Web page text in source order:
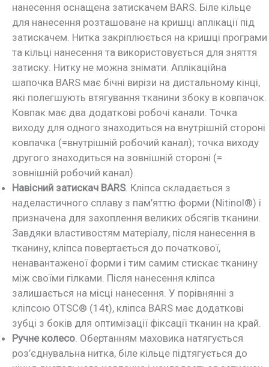
нанесення оснащена затискачем BARS. Біле кільце
для нанесення розташоване на кришці аплікації під
затискачем. Нитка закріплюється на кришці програми
та кільці нанесення та використовується для зняття
затиску. Нитку не можна знімати. Аплікаційна
шапочка BARS має бічні вирізи на дистальному кінці,
які полегшують втягування тканини збоку в ковпачок.
Ковпак має два додаткові робочі канали. Точка
виходу для одного знаходиться на внутрішній стороні
ковпачка (=внутрішній робочий канал); точка виходу
другого знаходиться на зовнішній стороні (=
зовнішній робочий канал).
Навісний затискач BARS. Кліпса складається з
наделастичного сплаву з пам’яттю форми (Nitinol®) і
призначена для захоплення великих обсягів тканини.
Завдяки властивостям матеріалу, після нанесення в
тканину, кліпса повертається до початкової,
ненавантаженої форми і тим самим стискає тканину
між своїми гілками. Після нанесення кліпса
залишається на місці нанесення. У порівнянні з
кліпсою OTSC® (14t), кліпса BARS має додаткові
зубці з боків для оптимізації фіксації тканин на край.
Ручне колесо . Обертанням маховика натягується
роз’єднувальна нитка, біле кільце підтягується до